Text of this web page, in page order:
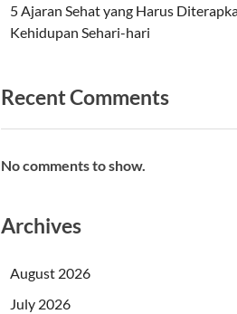
5 Ajaran Sehat yang Harus
Kehidupan Sehari-hari
Recent Comments
No comments to show.
Archives
August 2026
July 2026